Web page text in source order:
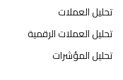
تحليل العملات
تحليل العملات الرقمية
تحليل المؤشرات